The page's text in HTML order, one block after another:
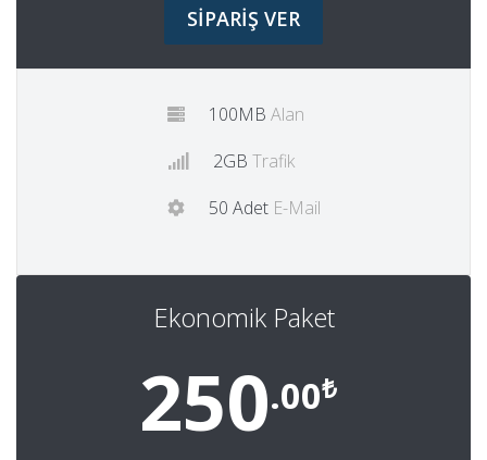
SİPARİŞ VER
100MB Alan
2GB Trafik
50 AdetE-Mail
Ekonomik Paket
250.00₺